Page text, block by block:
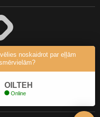
noskaidrot par eļļām
OILTEH
Online